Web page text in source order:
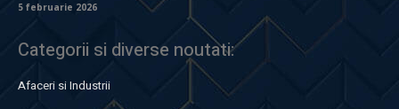
5 februarie 2026
Categorii si diverse noutati:
Afaceri si Industrii